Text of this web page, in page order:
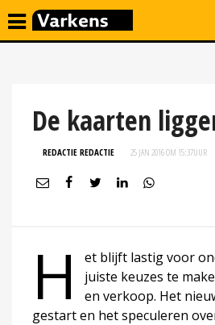
De kaarten
REDACTIE REDACTIE 25 JAN 2016 OM 15:37UUR
H
et blijft lastig voor
juiste keuzes te
en verkoop. Het
gestart en het speculeren